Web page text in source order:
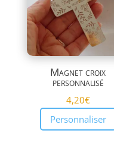
Magnet croix
personnalisé
4,20€
Personnaliser